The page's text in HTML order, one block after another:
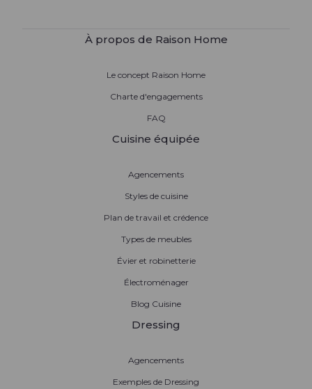
À propos de Raison Home
Le concept Raison Home
Charte d'engagements
FAQ
Cuisine équipée
Agencements
Styles de cuisine
Plan de travail et crédence
Types de meubles
Évier et robinetterie
Électroménager
Blog Cuisine
Dressing
Agencements
Exemples de Dressing